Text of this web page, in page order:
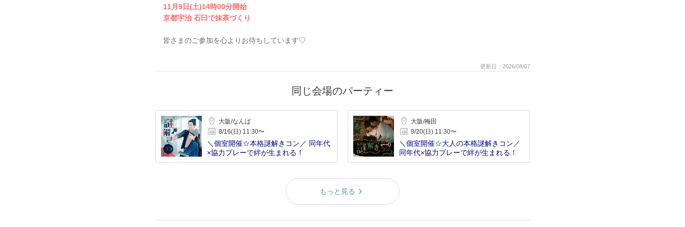
11月9日(土)14時00分開始
京都宇治 石臼で抹茶づくり
皆さまのご参加を心よりお待ちしています♡
更新日：2026/08/07
同じ会場のパーティー
大阪/なんば
8/16(日) 11:30〜
＼個室開催☆本格謎解きコン／ 同年代
×協力プレーで絆が生まれる！
大阪/梅田
9/20(日) 11:30〜
＼個室開催☆大人の本格謎解きコン／
同年代×協力プレーで絆が生まれる！
もっと見る